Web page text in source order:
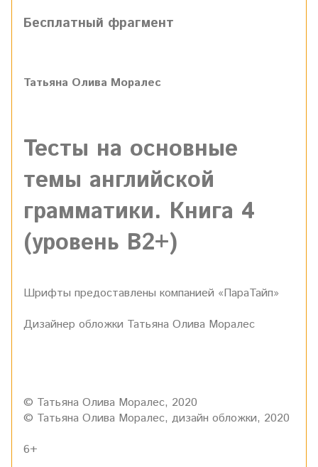
Бесплатный фрагмент
Татьяна Олива Моралес
Тесты на основные
темы английской
грамматики. Книга 4
(уровень В2+)
Шрифты предоставлены компанией «ПараТайп»
Дизайнер обложки Татьяна Олива Моралес
© Татьяна Олива Моралес, 2020
© Татьяна Олива Моралес, дизайн обложки, 2020
6+